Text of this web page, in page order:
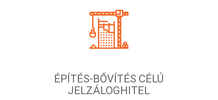
ÉPÍTÉS-BŐVÍTÉS CÉLÚ
JELZÁLOGHITEL